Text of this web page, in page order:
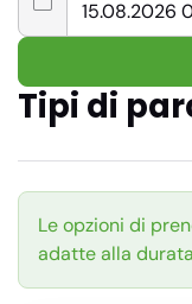
Tipi di
Le opzioni di
adatte alla